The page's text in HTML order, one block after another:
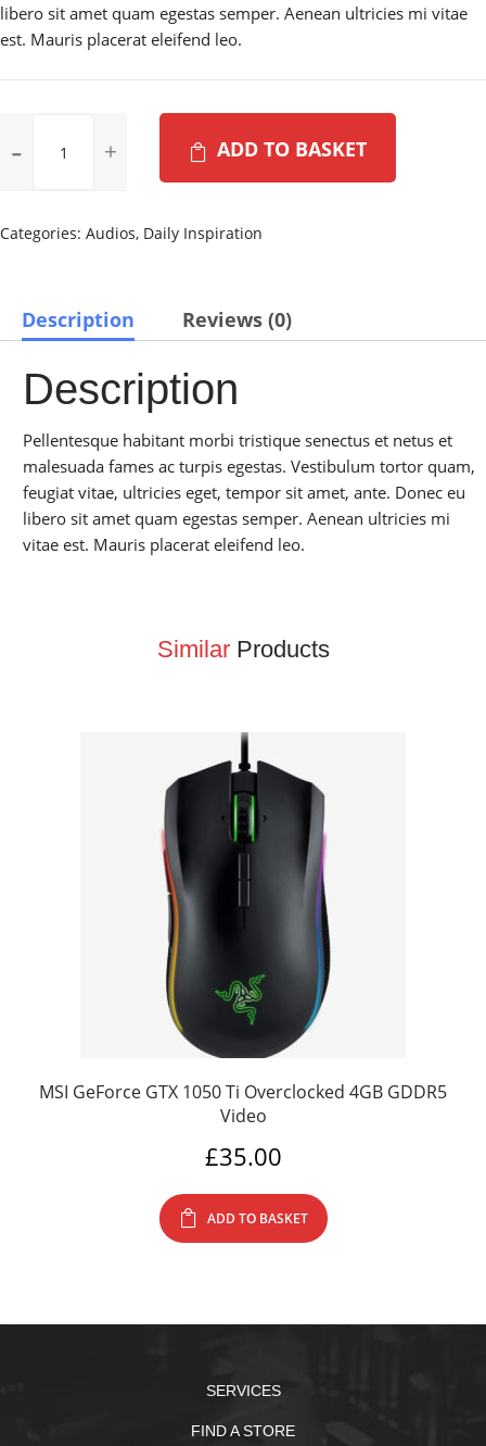
libero sit amet quam egestas semper. Aenean ultricies mi vitae
est. Mauris placerat eleifend leo.
Liquid
quantity
ADD TO BASKET
Categories: Audios, Daily Inspiration
Description Reviews (0)
Description
Pellentesque habitant morbi tristique senectus et netus et
malesuada fames ac turpis egestas. Vestibulum tortor quam,
feugiat vitae, ultricies eget, tempor sit amet, ante. Donec eu
libero sit amet quam egestas semper. Aenean ultricies mi
vitae est. Mauris placerat eleifend leo.
SimilarProducts
MSI GeForce GTX 1050 Ti Overclocked 4GB GDDR5
Video
£35.00
ADD TO BASKET
SERVICES
FIND A STORE